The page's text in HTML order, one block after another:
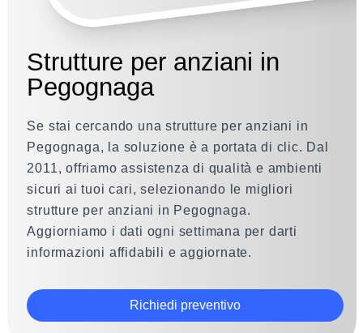
Strutture per anziani in
Pegognaga
Se stai cercando una strutture per anziani in
Pegognaga, la soluzione è a portata di clic. Dal
2011, offriamo assistenza di qualità e ambienti
sicuri ai tuoi cari, selezionando le migliori
strutture per anziani in Pegognaga.
Aggiorniamo i dati ogni settimana per darti
informazioni affidabili e aggiornate.
Richiedi preventivo